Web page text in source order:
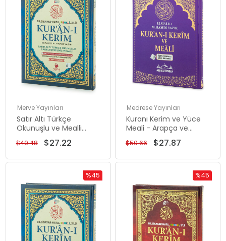
Merve Yayınları
Satır Altı Türkçe
Okunuşlu ve Mealli
Kuranı Kerim - Üçlü
Kuran - Rahle Boy -
Yayınları
$27.22
$49.48
Medrese Yayınları
Kuranı Kerim ve Yüce
Meali - Arapça ve
Meal - Cami Boy - Lila
Renk - Medrese
$27.87
$50.66
%45
Rabatt
%45Rabatt
%45
Rabatt